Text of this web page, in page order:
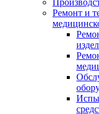
Ремонт и